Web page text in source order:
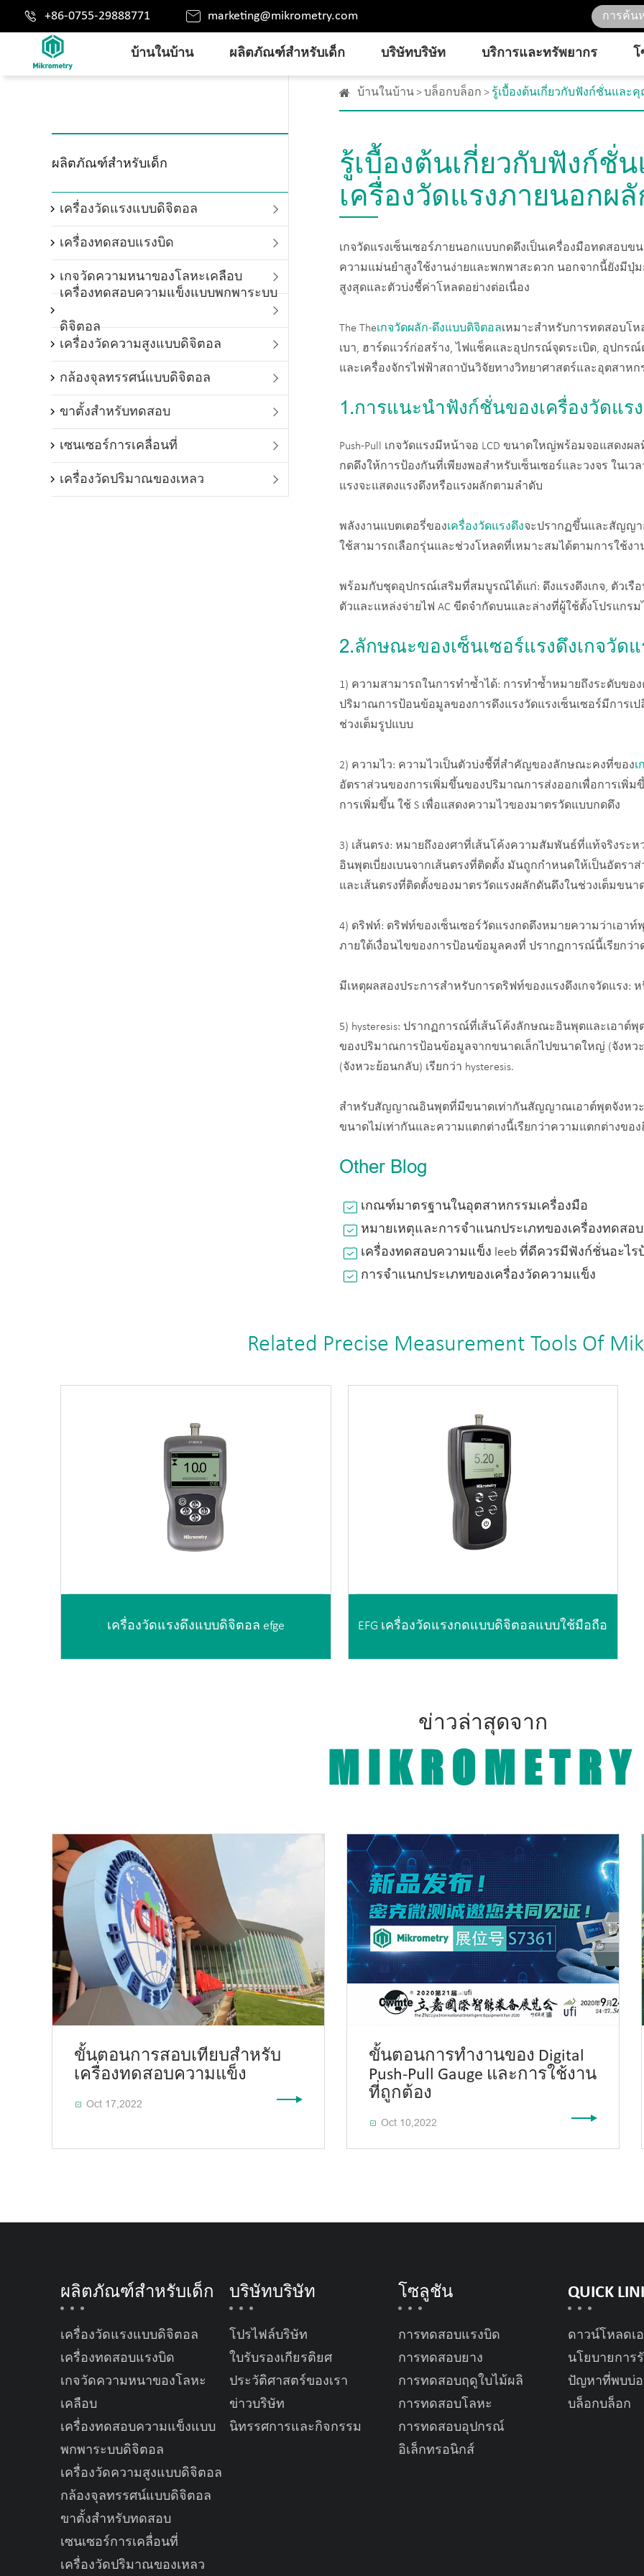
 +86-0755-29888771  marketing@mikrometry.com
บ้านในบ้าน ผลิตภัณฑ์สำหรับเด็ก บริษัทบริษัท บริการและทรัพยากร
ผลิตภัณฑ์สำหรับเด็ก
 เครื่องวัดแรงแบบดิจิตอล
 เครื่องทดสอบแรงบิด
 เกจวัดความหนาของโลหะเคลือบ

เครื่องทดสอบความแข็งแบบพกพาระบบ
ดิจิตอล
 เครื่องวัดความสูงแบบดิจิตอล
 กล้องจุลทรรศน์แบบดิจิตอล
 ขาตั้งสำหรับทดสอบ
 เซนเซอร์การเคลื่อนที่
 เครื่องวัดปริมาณของเหลว
บ้านในบ้าน บล็อกบล็อก รู้เบื้องต้นเกี่ยวกับฟังก์ชั่นและ
รู้เบื้องต้นเกี่ยวกับฟังก์
เครื่องวัดแรงภายนอกผ
เกจวัดแรงเซ็นเซอร์ภายนอกแบบกดดึงเป็นเครื่องมือทดสอบ
ความแม่นยำสูงใช้งานง่ายและพกพาสะดวก นอกจากนี้ยังมีปุ่
สูงสุดและตัวบ่งชี้ค่าโหลดอย่างต่อเนื่อง
The Theเกจวัดผลัก-ดึงแบบดิจิตอลเหมาะสำหรับการทดสอบโ
เบา, ฮาร์ดแวร์ก่อสร้าง, ไฟแช็คและอุปกรณ์จุดระเบิด, อุปกร
และเครื่องจักรไฟฟ้าสถาบันวิจัยทางวิทยาศาสตร์และอุตสาหก
1.การแนะนำฟังก์ชั่นของเครื่องวัดแร
Push-Pull เกจวัดแรงมีหน้าจอ LCD ขนาดใหญ่พร้อมจอแสดง
กดดึงให้การป้องกันที่เพียงพอสำหรับเซ็นเซอร์และวงจร ในเ
แรงจะแสดงแรงดึงหรือแรงผลักตามลำดับ
พลังงานแบตเตอรี่ของเครื่องวัดแรงดึงจะปรากฏขึ้นและสัญญา
ใช้สามารถเลือกรุ่นและช่วงโหลดที่เหมาะสมได้ตามการใช้งา
พร้อมกับชุดอุปกรณ์เสริมที่สมบูรณ์ได้แก่: ดึงแรงดึงเกจ, ตัวเ
ตัวและแหล่งจ่ายไฟ AC ขีดจำกัดบนและล่างที่ผู้ใช้ตั้งโปรแกร
2.ลักษณะของเซ็นเซอร์แรงดึงเกจวัด
1) ความสามารถในการทำซ้ำได้: การทำซ้ำหมายถึงระดับข
ปริมาณการป้อนข้อมูลของการดึงแรงวัดแรงเซ็นเซอร์มีการเ
ช่วงเต็มรูปแบบ
2) ความไว: ความไวเป็นตัวบ่งชี้ที่สำคัญของลักษณะคงที่ของเ
อัตราส่วนของการเพิ่มขึ้นของปริมาณการส่งออกเพื่อการเ
การเพิ่มขึ้น ใช้ S เพื่อแสดงความไวของมาตรวัดแบบกดดึง
3) เส้นตรง: หมายถึงองศาที่เส้นโค้งความสัมพันธ์ที่แท้จริงระห
อินพุตเบี่ยงเบนจากเส้นตรงที่ติดตั้ง มันถูกกำหนดให้เป็นอัตรา
และเส้นตรงที่ติดตั้งของมาตรวัดแรงผลักดันดึงในช่วงเต็มขนา
4) ดริฟท์: ดริฟท์ของเซ็นเซอร์วัดแรงกดดึงหมายความว่าเอาท์
ภายใต้เงื่อนไขของการป้อนข้อมูลคงที่ ปรากฏการณ์นี้เรียกว่า
มีเหตุผลสองประการสำหรับการดริฟท์ของแรงดึงเกจวัดแรง:
5) hysteresis: ปรากฏการณ์ที่เส้นโค้งลักษณะอินพุตและเอาต์
ของปริมาณการป้อนข้อมูลจากขนาดเล็กไปขนาดใหญ่ (จังห
(จังหวะย้อนกลับ) เรียกว่า hysteresis.
สำหรับสัญญาณอินพุตที่มีขนาดเท่ากันสัญญาณเอาต์พุตจังหวะบ
ขนาดไม่เท่ากันและความแตกต่างนี้เรียกว่าความแตกต่างของ
Other Blog
เกณฑ์มาตรฐานในอุตสาหกรรมเครื่องมือ
หมายเหตุและการจำแนกประเภทของเครื่องทดสอ
เครื่องทดสอบความแข็ง leeb ที่ดีควรมีฟังก์ชั่นอะไร
การจำแนกประเภทของเครื่องวัดความแข็ง
Related Precise Measurement Tools Of
เครื่องวัดแรงดึงแบบดิจิตอล efge EFG เครื่องวัดแรงกดแบบดิจิตอลแบบใช้มือถือ
ข่าวล่าสุดจาก
MIKROMETRY
ขั้นตอนการสอบเทียบสำหรับ
เครื่องทดสอบความแข็ง
 Oct 17,2022
ขั้นตอนการทำงานของ Digital
Push-Pull Gauge และการใช้งาน
ที่ถูกต้อง
 Oct 10,2022
ผลิตภัณฑ์สำหรับเด็ก
เครื่องวัดแรงแบบดิจิตอล
เครื่องทดสอบแรงบิด
เกจวัดความหนาของโลหะ
เคลือบ
เครื่องทดสอบความแข็งแบบ
พกพาระบบดิจิตอล
เครื่องวัดความสูงแบบดิจิตอล
กล้องจุลทรรศน์แบบดิจิตอล
ขาตั้งสำหรับทดสอบ
เซนเซอร์การเคลื่อนที่
เครื่องวัดปริมาณของเหลว
บริษัทบริษัท
โปรไฟล์บริษัท
ใบรับรองเกียรติยศ
ประวัติศาสตร์ของเรา
ข่าวบริษัท
นิทรรศการและกิจกรรม
โซลูชัน
การทดสอบแรงบิด
การทดสอบยาง
การทดสอบฤดูใบไม้ผลิ
การทดสอบโลหะ
การทดสอบอุปกรณ์
อิเล็กทรอนิกส์
QUICK
ดาวน์โหลดเ
นโยบายการ
ปัญหาที่พบบ่อ
บล็อกบล็อก